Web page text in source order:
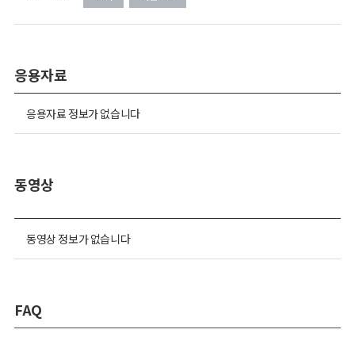
응용자료
응용자료 정보가 없습니다
동영상
동영상 정보가 없습니다
FAQ